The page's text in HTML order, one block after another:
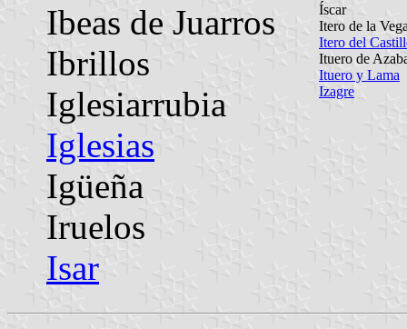
Ibeas de Juarros
Ibrillos
Iglesiarrubia
Iglesias
Igüeña
Iruelos
Isar
Íscar
Itero de la
Itero del
Ituero de
Ituero y Lama
Izagre